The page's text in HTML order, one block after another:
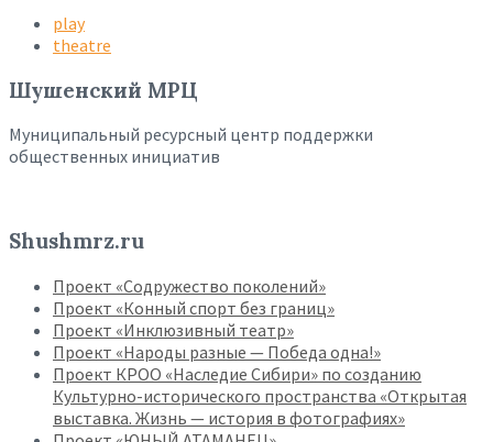
play
theatre
Шушенский МРЦ
Муниципальный ресурсный центр поддержки
общественных инициатив
Shushmrz.ru
Проект «Содружество поколений»
Проект «Конный спорт без границ»
Проект «Инклюзивный театр»
Проект «Народы разные — Победа одна!»
Проект КРОО «Наследие Сибири» по созданию
Культурно-исторического пространства «Открытая
выставка. Жизнь — история в фотографиях»